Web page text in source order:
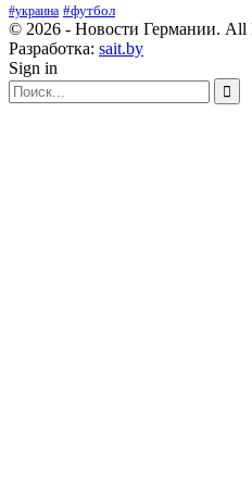
#украина #футбол
© 2026 - Новости Германии. All
Разработка: sait.by
Sign in